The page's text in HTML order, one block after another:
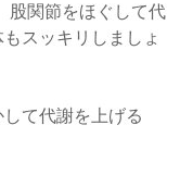
股関節をほぐして代
スッキリしましょ
て代謝を上げる